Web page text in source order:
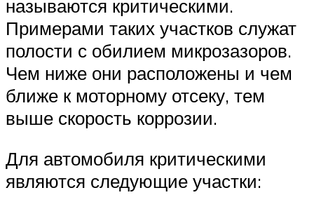
называются критическими.
Примерами таких участков служат
полости с обилием микрозазоров.
Чем ниже они расположены и чем
ближе к моторному отсеку, тем
выше скорость коррозии.
Для автомобиля критическими
являются следующие участки: